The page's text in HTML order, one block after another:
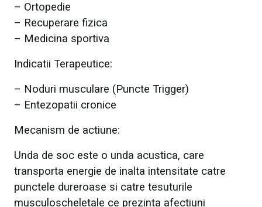
– Ortopedie
– Recuperare fizica
– Medicina sportiva
Indicatii Terapeutice:
– Noduri musculare (Puncte Trigger)
– Entezopatii cronice
Mecanism de actiune:
Unda de soc este o unda acustica, care
transporta energie de inalta intensitate catre
punctele dureroase si catre tesuturile
musculoscheletale ce prezinta afectiuni